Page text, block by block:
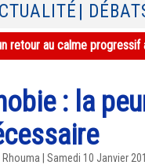
|
retour au calme
: la
Rhouma | Samedi 10 Janvier